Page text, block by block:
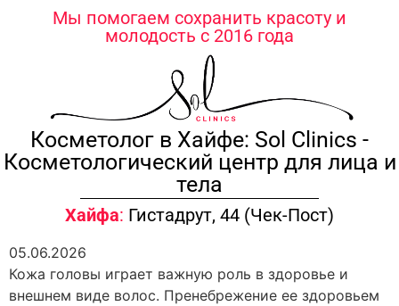
содержимомуМы помогаем сохранить красоту и
молодость с 2016 года
Косметолог в Хайфе: Sol Clinics -
Косметологический центр для лица и
тела
Хайфа: Гистадрут, 44 (Чек-Пост)
05.06.2026
Кожа головы играет важную роль в здоровье и
внешнем виде волос. Пренебрежение ее здоровьем